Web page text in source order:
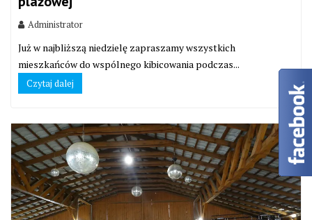
Administrator
Już w najbliższą niedzielę zapraszamy wszystkich
mieszkańców do wspólnego kibicowania podczas...
Czytaj dalej